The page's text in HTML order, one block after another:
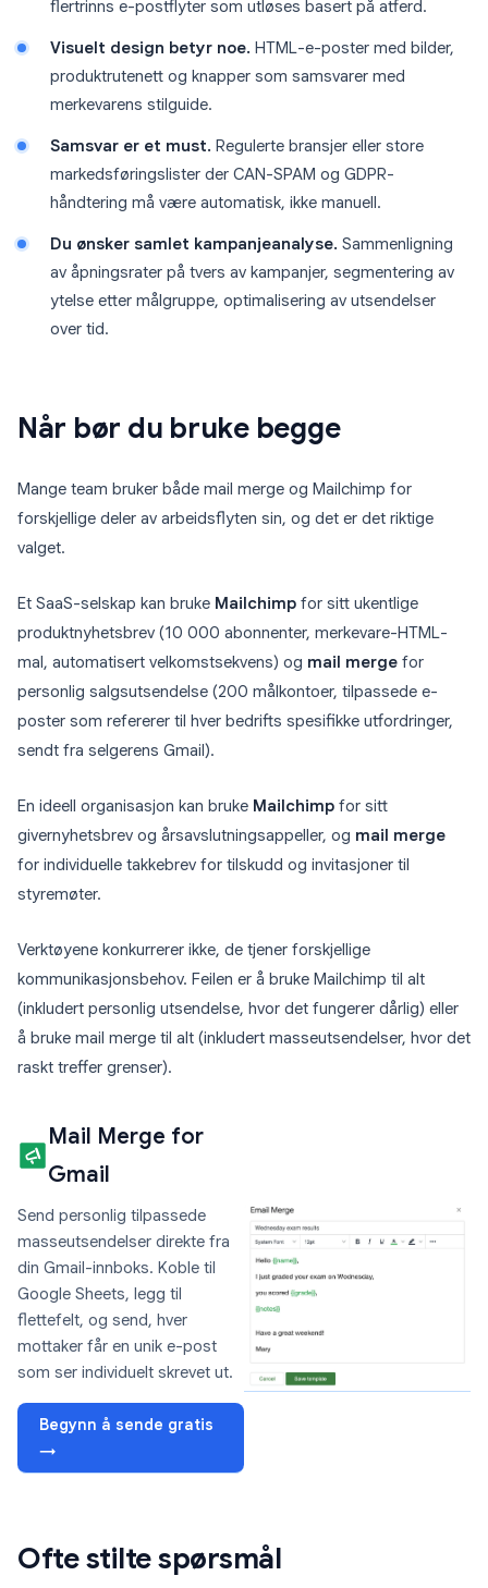
flertrinns e-postflyter som utløses basert på atferd.
Visuelt design betyr noe. HTML-e-poster med bilder,
produktrutenett og knapper som samsvarer med
merkevarens stilguide.
Samsvar er et must. Regulerte bransjer eller store
markedsføringslister der CAN-SPAM og GDPR-
håndtering må være automatisk, ikke manuell.
Du ønsker samlet kampanjeanalyse. Sammenligning
av åpningsrater på tvers av kampanjer, segmentering av
ytelse etter målgruppe, optimalisering av utsendelser
over tid.
Når bør du bruke begge
Mange team bruker både mail merge og Mailchimp for
forskjellige deler av arbeidsflyten sin, og det er det riktige
valget.
Et SaaS-selskap kan bruke Mailchimp for sitt ukentlige
produktnyhetsbrev (10 000 abonnenter, merkevare-HTML-
mal, automatisert velkomstsekvens) og mail merge for
personlig salgsutsendelse (200 målkontoer, tilpassede e-
poster som refererer til hver bedrifts spesifikke utfordringer,
sendt fra selgerens Gmail).
En ideell organisasjon kan bruke Mailchimp for sitt
givernyhetsbrev og årsavslutningsappeller, og mail merge
for individuelle takkebrev for tilskudd og invitasjoner til
styremøter.
Verktøyene konkurrerer ikke, de tjener forskjellige
kommunikasjonsbehov. Feilen er å bruke Mailchimp til alt
(inkludert personlig utsendelse, hvor det fungerer dårlig) eller
å bruke mail merge til alt (inkludert masseutsendelser, hvor det
raskt treffer grenser).
Mail Merge for
Gmail
Send personlig tilpassede
masseutsendelser direkte fra
din Gmail-innboks. Koble til
Google Sheets, legg til
flettefelt, og send, hver
mottaker får en unik e-post
som ser individuelt skrevet ut.
Begynn å sende gratis
→
Ofte stilte spørsmål